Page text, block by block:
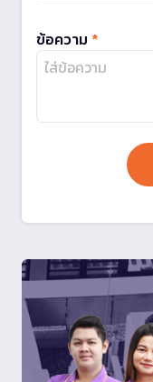
ข้อความ *